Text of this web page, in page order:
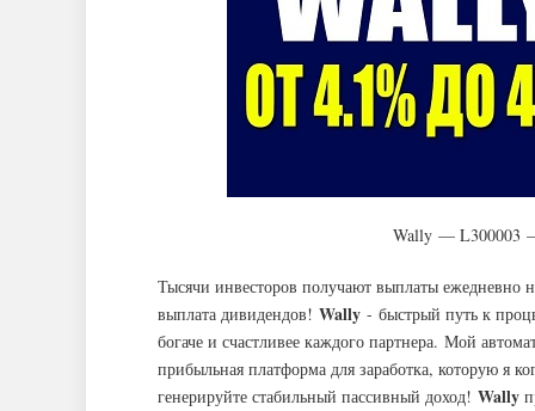
Wally — L300003
Тысячи инвесторов получают выплаты ежедневно
выплата дивидендов! Wally - быстрый путь к
богаче и счастливее каждого партнера. Мой
прибыльная платформа для заработка, которую я
генерируйте стабильный пассивный доход! Wally